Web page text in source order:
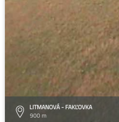
LITMANOVÁ - FAKĽOVKA
900 m